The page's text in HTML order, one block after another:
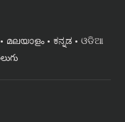
മലയാളം ಕನ್ನಡ
ଓଡିଆ